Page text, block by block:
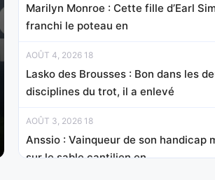
Marilyn Monroe : Cette fille d’Earl
franchi le poteau en
AOÛT 4, 2026 18
Lasko des Brousses : Bon dans les
disciplines du trot, il a enlevé
AOÛT 3, 2026 18
Anssio : Vainqueur de son handicap
sur le sable cantilien en